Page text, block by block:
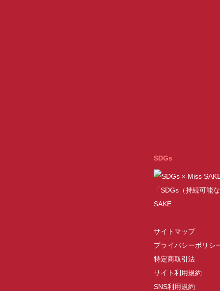
SDGs
「SDGs（持続可能
SAKE
サイトマップ
プライバシーポリシ
特定商取引法
サイト利用規約
SNS利用規約